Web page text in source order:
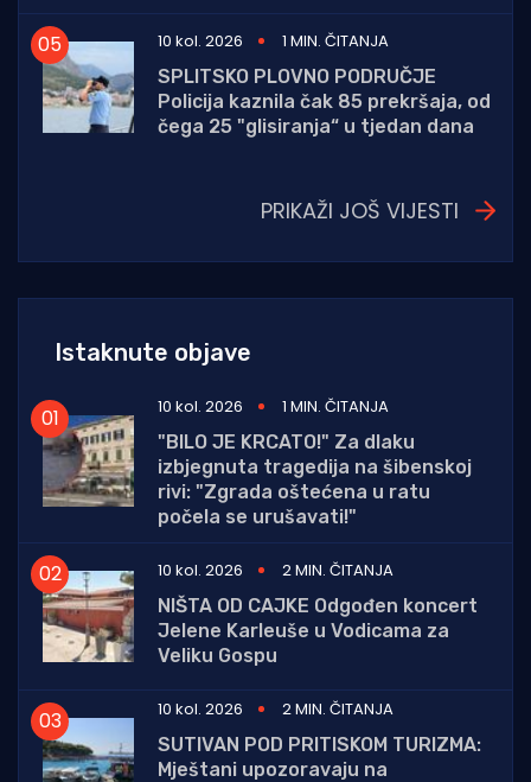
10 kol. 2026
1 MIN. ČITANJA
SPLITSKO PLOVNO PODRUČJE
Policija kaznila čak 85 prekršaja, od
čega 25 "glisiranja“ u tjedan dana
PRIKAŽI JOŠ VIJESTI
Istaknute objave
10 kol. 2026
1 MIN. ČITANJA
"BILO JE KRCATO!" Za dlaku
izbjegnuta tragedija na šibenskoj
rivi: "Zgrada oštećena u ratu
počela se urušavati!"
10 kol. 2026
2 MIN. ČITANJA
NIŠTA OD CAJKE Odgođen koncert
Jelene Karleuše u Vodicama za
Veliku Gospu
10 kol. 2026
2 MIN. ČITANJA
SUTIVAN POD PRITISKOM TURIZMA:
Mještani upozoravaju na